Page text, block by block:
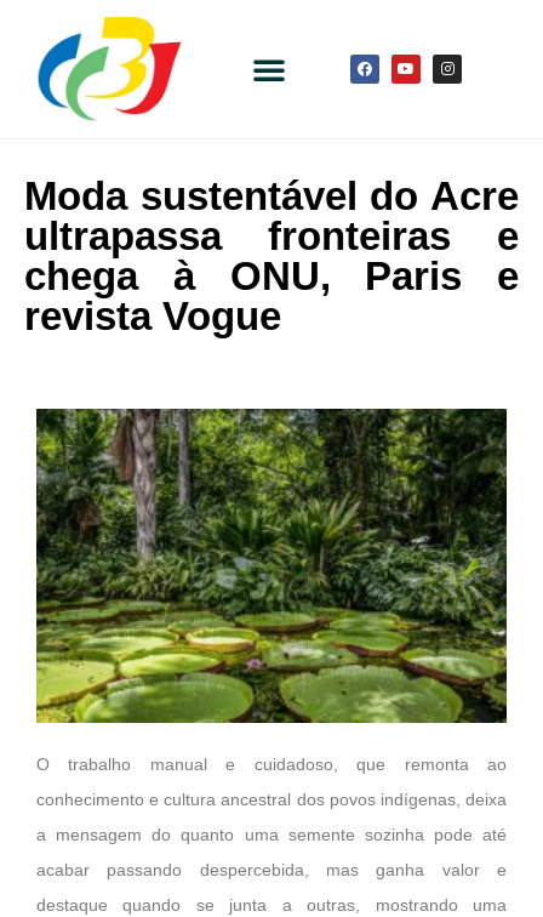
Moda sustentável do Acre
ultrapassa fronteiras e
chega à ONU, Paris e
revista Vogue
O trabalho manual e cuidadoso, que remonta ao
conhecimento e cultura ancestral dos povos indígenas, deixa
a mensagem do quanto uma semente sozinha pode até
acabar passando despercebida, mas ganha valor e
destaque quando se junta a outras, mostrando uma